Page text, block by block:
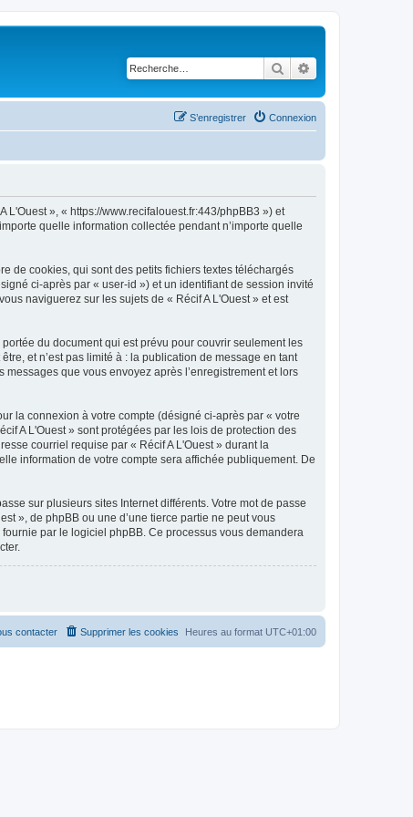
Rechercher
Connexion
S’enregistrer
», « https://www.recifalouest.fr:443/phpBB3 ») et
quelle information collectée pendant n’importe quelle
de cookies, qui sont des petits fichiers textes téléchargés
ci-après par « user-id ») et un identifiant de session invité
naviguerez sur les sujets de « Récif A L'Ouest » et est
du document qui est prévu pour couvrir seulement les
et n’est pas limité à : la publication de message en tant
que vous envoyez après l’enregistrement et lors
la connexion à votre compte (désigné ci-après par « votre
A L'Ouest » sont protégées par les lois de protection des
courriel requise par « Récif A L'Ouest » durant la
information de votre compte sera affichée publiquement. De
sur plusieurs sites Internet différents. Votre mot de passe
», de phpBB ou une d’une tierce partie ne peut vous
par le logiciel phpBB. Ce processus vous demandera
Heures au format UTC+01:00
Supprimer les cookies
contacter